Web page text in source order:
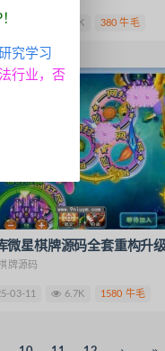
04-22 1.9K 380 牛毛
牌源码
03-11 6.7K 1580 牛毛
究学习
行业，否